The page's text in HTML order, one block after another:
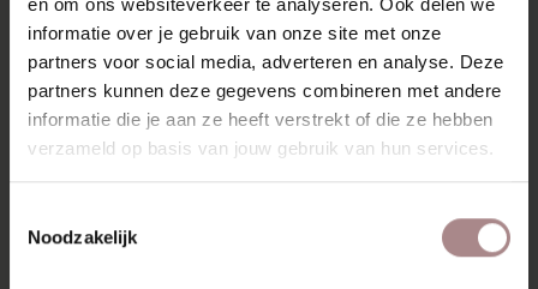
informatie over je gebruik van onze site met onze
partners voor social media, adverteren en analyse. Deze
partners kunnen deze gegevens combineren met andere
informatie die je aan ze heeft verstrekt of die ze hebben
verzameld op basis van jouw gebruik van hun services.
Noodzakelijk
VERPAKKING & MONTAGE
AFMETINGEN
ZAKELIJK
RECENT BEKEKEN